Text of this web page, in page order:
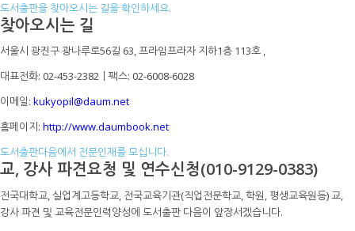
도서출판을 찾아오시는 길을 확인하세요.
찾아오시는 길
서울시 광진구 광나루로56길 63, 프라임프라자 지하1층 113호 ,
대표전화: 02-453-2382ㅣ팩스: 02-6008-6028
이메일: kukyopil@daum.net
홈페이지: http://www.daumbook.net
도서출판다음에서 전문인재를 모십니다.
교, 강사 파견요청 및 연수신청(010-9129-0383)
전국대학교, 실업계고등학교, 전국교육기관(직업전문학교, 학원, 평생교육원등) 교,
강사 파견 및 교육전문인력양성에 도서출판 다음이 앞장서겠습니다.